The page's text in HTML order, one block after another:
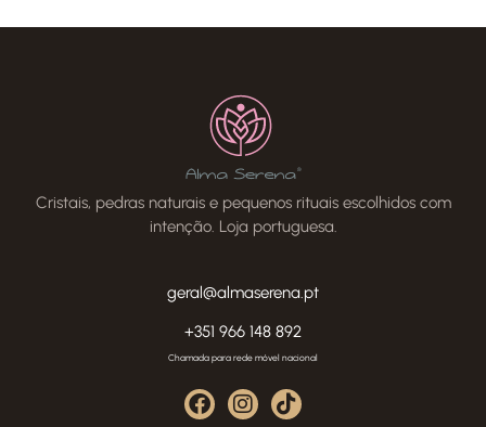
Cristais, pedras naturais e pequenos rituais escolhidos com
intenção. Loja portuguesa.
geral@almaserena.pt
+351 966 148 892
Chamada para rede móvel nacional